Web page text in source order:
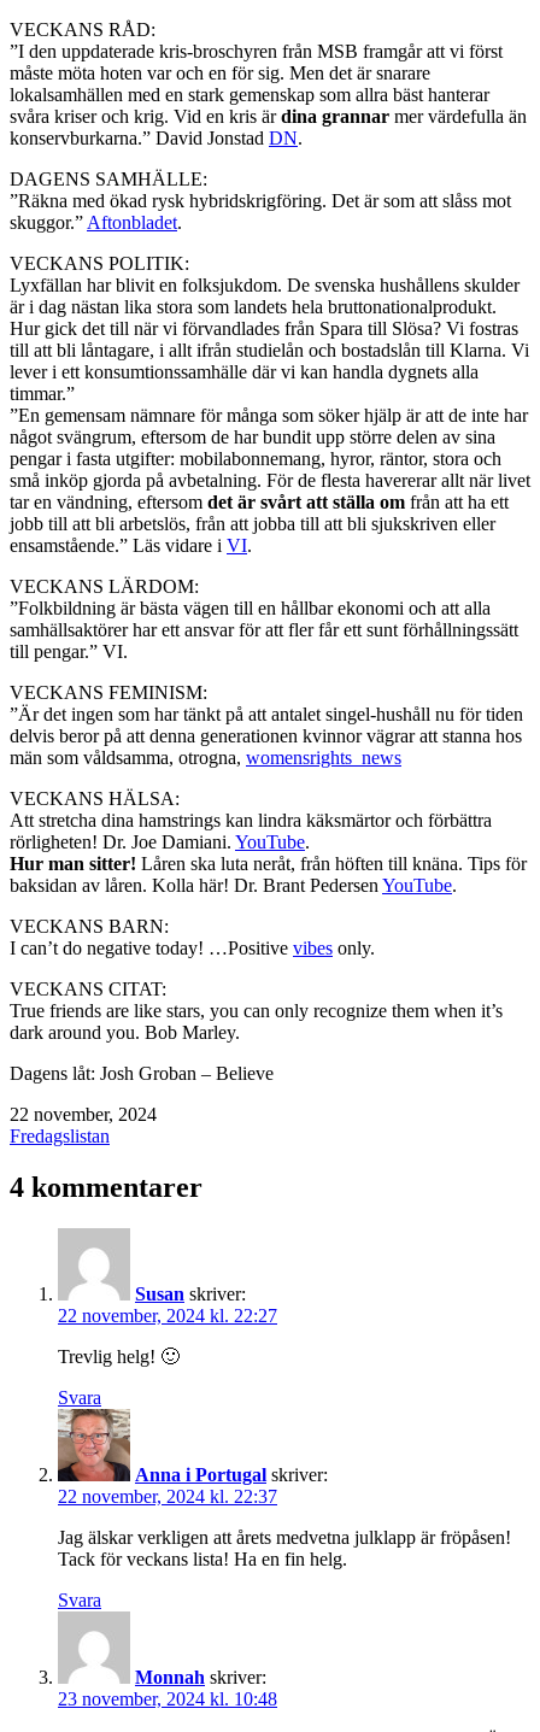
VECKANS RÅD:
”I den uppdaterade kris-broschyren från MSB framgår att vi först
måste möta hoten var och en för sig. Men det är snarare
lokalsamhällen med en stark gemenskap som allra bäst hanterar
svåra kriser och krig. Vid en kris ärdina grannar mer värdefulla än
konservburkarna.” David Jonstad DN.
DAGENS SAMHÄLLE:
”Räkna med ökad rysk hybridskrigföring. Det är som att slåss mot
skuggor.” Aftonbladet.
VECKANS POLITIK:
Lyxfällan har blivit en folksjukdom. De svenska hushållens skulder
är i dag nästan lika stora som landets hela bruttonationalprodukt.
Hur gick det till när vi förvandlades från Spara till Slösa? Vi fostras
till att bli låntagare, i allt ifrån studielån och bostadslån till Klarna. Vi
lever i ett konsumtionssamhälle där vi kan handla dygnets alla
timmar.”
”En gemensam nämnare för många som söker hjälp är att de inte har
något svängrum, eftersom de har bundit upp större delen av sina
pengar i fasta utgifter: mobilabonnemang, hyror, räntor, stora och
små inköp gjorda på avbetalning. För de flesta havererar allt när livet
tar en vändning, eftersom det är svårt att ställa om från att ha ett
jobb till att bli arbetslös, från att jobba till att bli sjukskriven eller
ensamstående.” Läs vidare i VI.
VECKANS LÄRDOM:
”Folkbildning är bästa vägen till en hållbar ekonomi och att alla
samhällsaktörer har ett ansvar för att fler får ett sunt förhållningssätt
till pengar.” VI.
VECKANS FEMINISM:
”Är det ingen som har tänkt på att antalet singel-hushåll nu för tiden
delvis beror på att denna generationen kvinnor vägrar att stanna hos
män som våldsamma, otrogna, womensrights_news
VECKANS HÄLSA:
Att stretcha dina hamstrings kan lindra käksmärtor och förbättra
rörligheten! Dr. Joe Damiani. YouTube.
Hur man sitter! Låren ska luta neråt, från höften till knäna. Tips för
baksidan av låren. Kolla här! Dr. Brant Pedersen YouTube.
VECKANS BARN:
I can’t do negative today! …Positive vibes only.
VECKANS CITAT:
True friends are like stars, you can only recognize them when it’s
dark around you. Bob Marley.
Dagens låt: Josh Groban – Believe
Publicerat
den
22 november, 2024
Kategoriserat
Fredagslistan
4 kommentarer
Susan skriver:
22 november, 2024 kl. 22:27
Trevlig helg! 🙂
Svara
Anna i Portugal skriver:
22 november, 2024 kl. 22:37
Jag älskar verkligen att årets medvetna julklapp är fröpåsen!
Tack för veckans lista! Ha en fin helg.
Svara
Monnah skriver:
23 november, 2024 kl. 10:48